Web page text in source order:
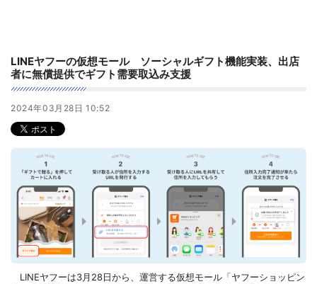
LINEヤフーの仮想モール ソーシャルギフト機能実装、出店
者に無償提供でギフト需要取込み支援
2024年03月28日 10:52
LINEヤフーは3月28日から、運営する仮想モール「ヤフーショッピン